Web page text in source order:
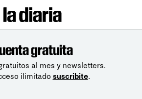
gratuita
al mes y newsletters.
ilimitado suscribite.